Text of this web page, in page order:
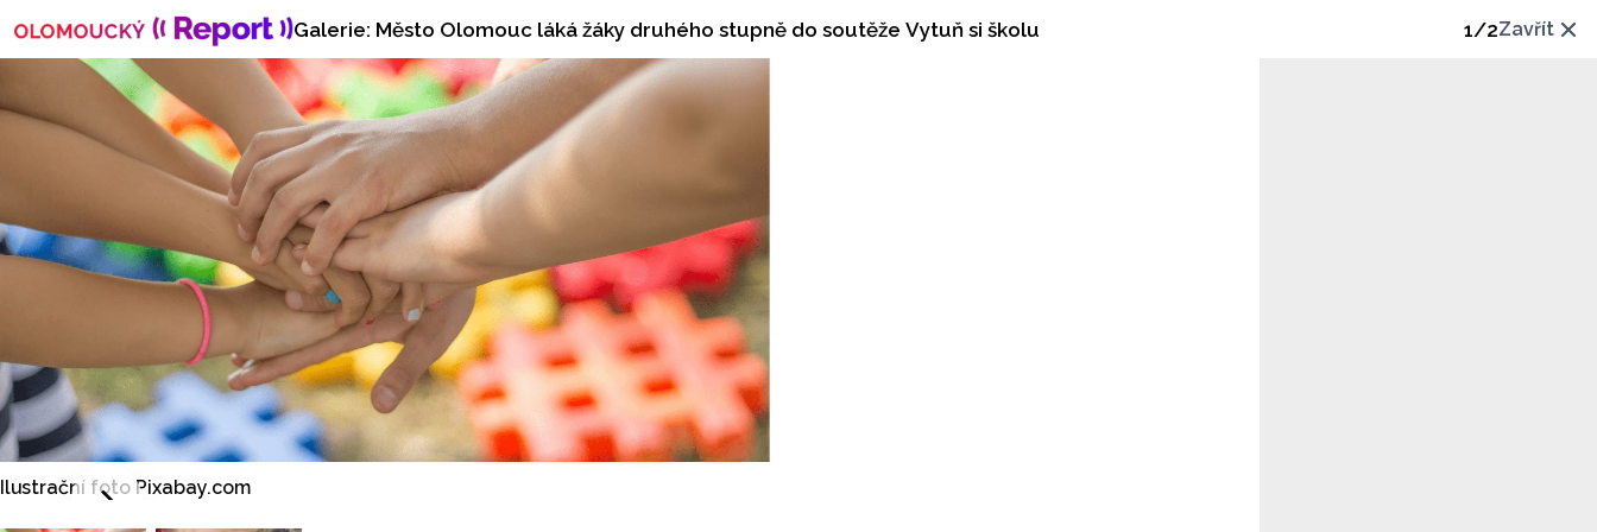
Galerie: Město Olomouc láká žáky druhého stupně do soutěže Vytuň si školu 1/2Zavřít
Ilustrační foto Pixabay.com